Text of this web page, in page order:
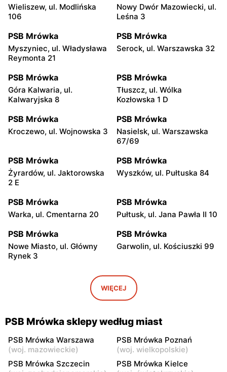
Wieliszew, ul. Modlińska
106
Nowy Dwór Mazowiecki, ul.
Leśna 3
PSB Mrówka
Myszyniec, ul. Władysława
Reymonta 21
PSB Mrówka
Serock, ul. Warszawska 32
PSB Mrówka
Góra Kalwaria, ul.
Kalwaryjska 8
PSB Mrówka
Tłuszcz, ul. Wólka
Kozłowska 1 D
PSB Mrówka
Kroczewo, ul. Wojnowska 3
PSB Mrówka
Nasielsk, ul. Warszawska
67/69
PSB Mrówka
Żyrardów, ul. Jaktorowska
2 E
PSB Mrówka
Wyszków, ul. Pułtuska 84
PSB Mrówka
Warka, ul. Cmentarna 20
PSB Mrówka
Pułtusk, ul. Jana Pawła II 10
PSB Mrówka
Nowe Miasto, ul. Główny
Rynek 3
PSB Mrówka
Garwolin, ul. Kościuszki 99
Gwizdały, ul. Łochowska 18
PSB Mrówka
Rząśnik, ul. Wyszkowska 11
PSB Mrówka
Strachówko, ul. Pułtuska 58
PSB Mrówka
Białobrzegi, ul. Kościelna 91
D
PSB Mrówka PSB Mrówka
WIĘCEJ
PSB Mrówka sklepy według miast
PSB Mrówka Warszawa
(woj. mazowieckie)
PSB Mrówka Poznań
(woj. wielkopolskie)
PSB Mrówka Szczecin
PSB Mrówka Kielce